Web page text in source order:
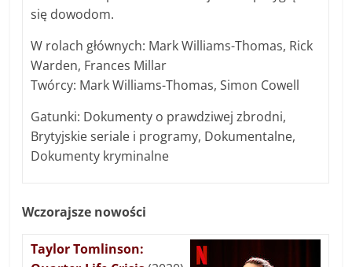
się dowodom.
W rolach głównych: Mark Williams-Thomas, Rick
Warden, Frances Millar
Twórcy: Mark Williams-Thomas, Simon Cowell
Gatunki: Dokumenty o prawdziwej zbrodni,
Brytyjskie seriale i programy, Dokumentalne,
Dokumenty kryminalne
Wczorajsze nowości
Taylor Tomlinson: